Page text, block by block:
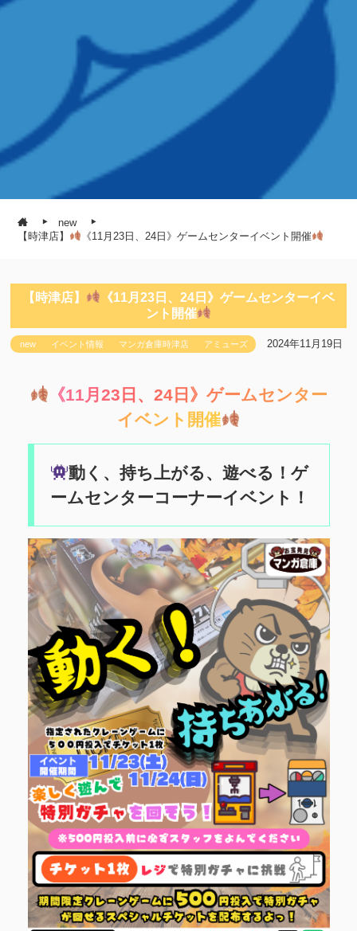
new
【時津店】
《11月23日、24日》ゲームセンターイベント開催
【時津店】
《11月23日、24日》ゲームセンターイベ
ント開催
new イベント情報 マンガ倉庫時津店 アミューズ 2024年11月19日
《11 月 23 日 、 24日 》 ゲームセンタ ー
イベン ト 開催
動く、持ち上がる、遊べる！ゲ
ームセンターコーナーイベント！